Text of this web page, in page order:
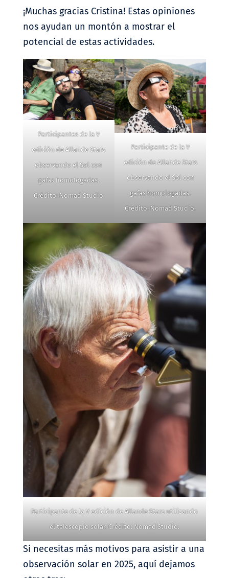
¡Muchas gracias Cristina! Estas opiniones
nos ayudan un montón a mostrar el
potencial de estas actividades.
Participantes de la V
edición de Allande Stars
observando el Sol con
gafas homologadas.
Crédito: Nomad Studio
Participante de la V
edición de Allande Stars
observando el Sol con
gafas homologadas.
Crédito: Nomad Studio.
Participante de la V edición de Allande Stars utilizando
el telescopio solar. Crédito: Nomad Studio.
Si necesitas más motivos para asistir a una
observación solar en 2025, aquí dejamos